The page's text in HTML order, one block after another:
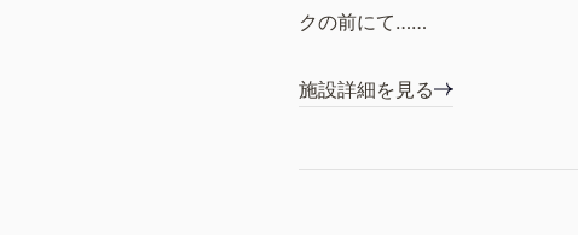
クの前にて……
施設詳細を見る